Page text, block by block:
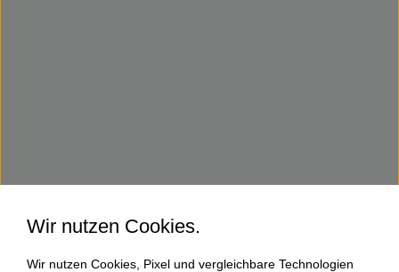
Wir nutzen Cookies.
Wir nutzen Cookies, Pixel und vergleichbare Technologien